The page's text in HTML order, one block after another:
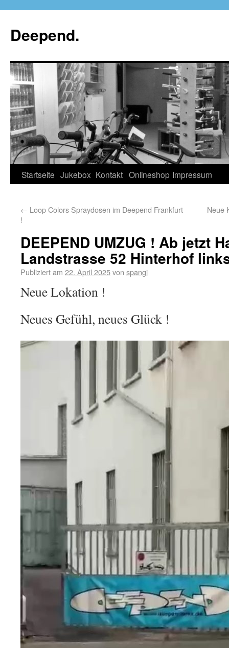
Deepend.
Startseite Jukebox Kontakt Onlineshop Impressum
← Loop Colors Spraydosen im Deepend Frankfurt
!
Neue
DEEPEND UMZUG ! Ab jetzt
Landstrasse 52 Hinterhof
Publiziert am 22. April 2025von spangi
Neue Lokation !
Neues Gefühl, neues Glück !